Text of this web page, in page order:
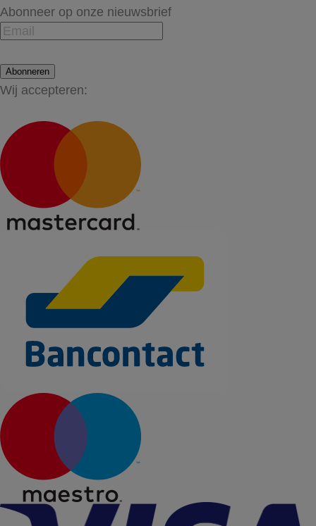
Abonneer op onze nieuwsbrief
Abonneren
Wij accepteren: